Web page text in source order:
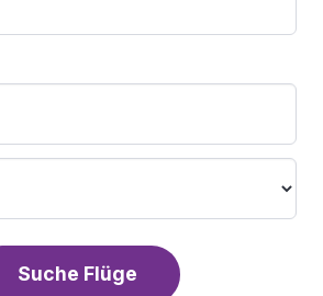
Suche Flüge